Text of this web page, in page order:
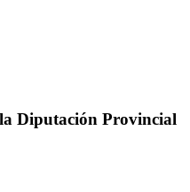
Diputación Provincial